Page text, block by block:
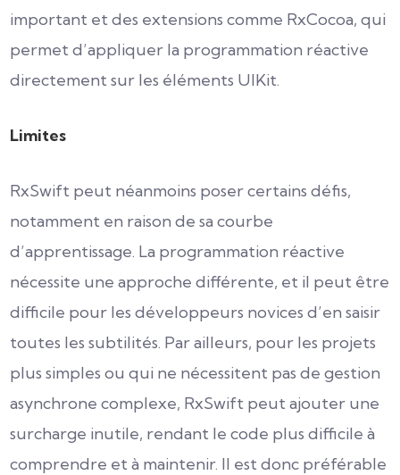
important et des extensions comme RxCocoa, qui
permet d’appliquer la programmation réactive
directement sur les éléments UIKit.
Limites
RxSwift peut néanmoins poser certains défis,
notamment en raison de sa courbe
d’apprentissage. La programmation réactive
nécessite une approche différente, et il peut être
difficile pour les développeurs novices d’en saisir
toutes les subtilités. Par ailleurs, pour les projets
plus simples ou qui ne nécessitent pas de gestion
asynchrone complexe, RxSwift peut ajouter une
surcharge inutile, rendant le code plus difficile à
comprendre et à maintenir. Il est donc préférable